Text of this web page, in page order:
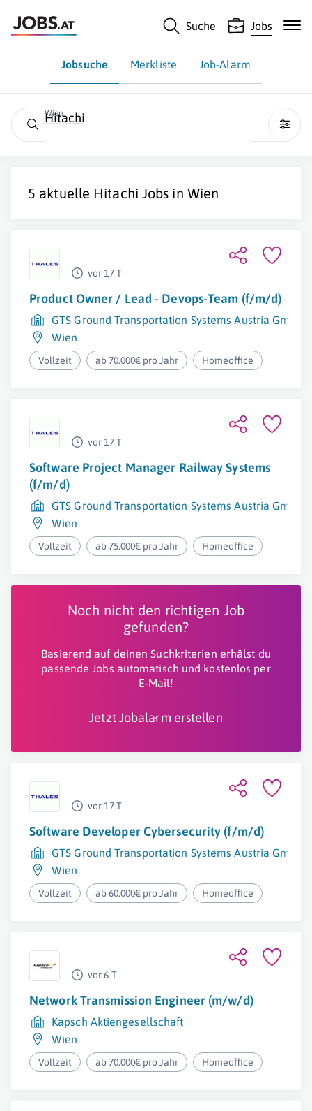
Suche Jobs
Jobsuche Merkliste Job-Alarm
Wien
Hitachi
5 aktuelle Hitachi Jobs in Wien
vor 17 T
Product Owner / Lead - Devops-Team (f/m/d)
GTS Ground Transportation Systems Austria GmbH
Wien
Vollzeit ab 70.000€ pro Jahr Homeoffice
vor 17 T
Software Project Manager Railway Systems
(f/m/d)
GTS Ground Transportation Systems Austria GmbH
Wien
Vollzeit ab 75.000€ pro Jahr Homeoffice
Noch nicht den richtigen Job
gefunden?
Basierend auf deinen Suchkriterien erhälst du
passende Jobs automatisch und kostenlos per
E-Mail!
Jetzt Jobalarm erstellen
vor 17 T
Software Developer Cybersecurity (f/m/d)
GTS Ground Transportation Systems Austria GmbH
Wien
Vollzeit ab 60.000€ pro Jahr Homeoffice
vor 6 T
Network Transmission Engineer (m/w/d)
Kapsch Aktiengesellschaft
Wien
Vollzeit ab 70.000€ pro Jahr Homeoffice